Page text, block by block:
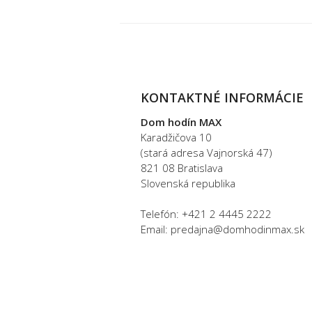
KONTAKTNÉ INFORMÁCIE
Dom hodín MAX
Karadžičova 10
(stará adresa Vajnorská 47)
821 08 Bratislava
Slovenská republika
Telefón: +421 2 4445 2222
Email: predajna@domhodinmax.sk